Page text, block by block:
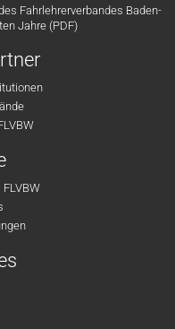
Fahrlehrerverbandes Baden-
Jahre (PDF)